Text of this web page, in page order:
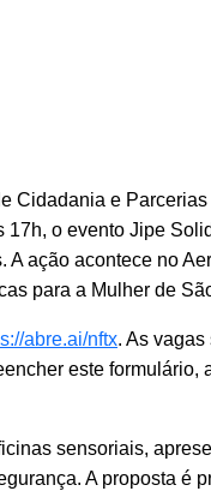
Cidadania e
o evento Jipe
ação acontece no
para a Mulher de
abre.ai/nftx. As
este
sensoriais,
A proposta é